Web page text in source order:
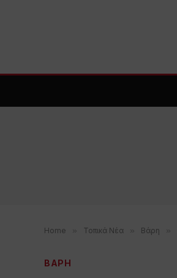
Home » Τοπικά Νέα » Βάρη »
ΒΑΡΗ